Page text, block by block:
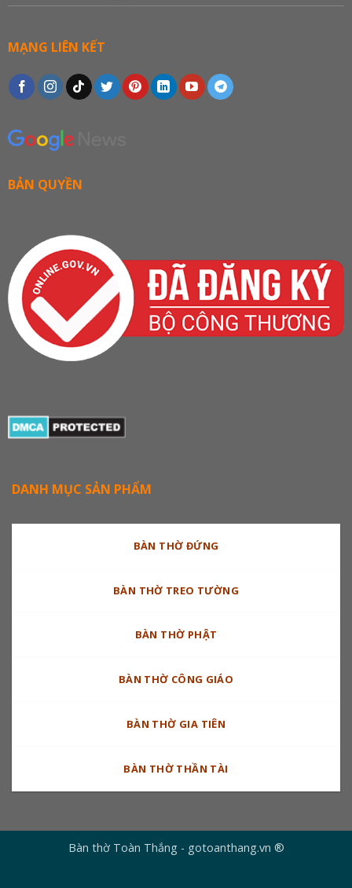
MẠNG LIÊN KẾT
BẢN QUYỀN
DANH MỤC SẢN PHẨM
BÀN THỜ ĐỨNG
BÀN THỜ TREO TƯỜNG
BÀN THỜ PHẬT
BÀN THỜ CÔNG GIÁO
BÀN THỜ GIA TIÊN
BÀN THỜ THẦN TÀI
Bàn thờ Toàn Thắng - gotoanthang.vn ®